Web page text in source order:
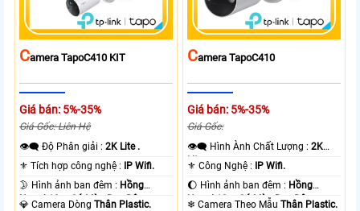
CAmera TapoC410 KIT
Giá bán: 5%-35%
Giá Gốc: Liên Hệ
👁️‍🗨 Độ Phân giải :2K Lite .
⚜️ Tích hợp công nghệ : IP Wifi.
🌛 Hình ảnh ban đêm : Hồng
Ngoại 10m Có Màu Ban Ðêm.
💎 Camera DòngThân Plastic.
CAmera TapoC410
Giá bán: 5%-35%
Giá Gốc:
👁️‍🗨 Hình Ành Chất Lượng :2K
Lite .
⚜️ Công Nghệ : IP Wifi.
🌔 Hình ảnh ban đêm : Hồng
Ngoại 10m Có Màu Ban Ðêm.
❄ Camera Theo MẫuThân Plastic.